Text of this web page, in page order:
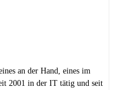
an der Hand, eines im
2001 in der IT tätig und seit